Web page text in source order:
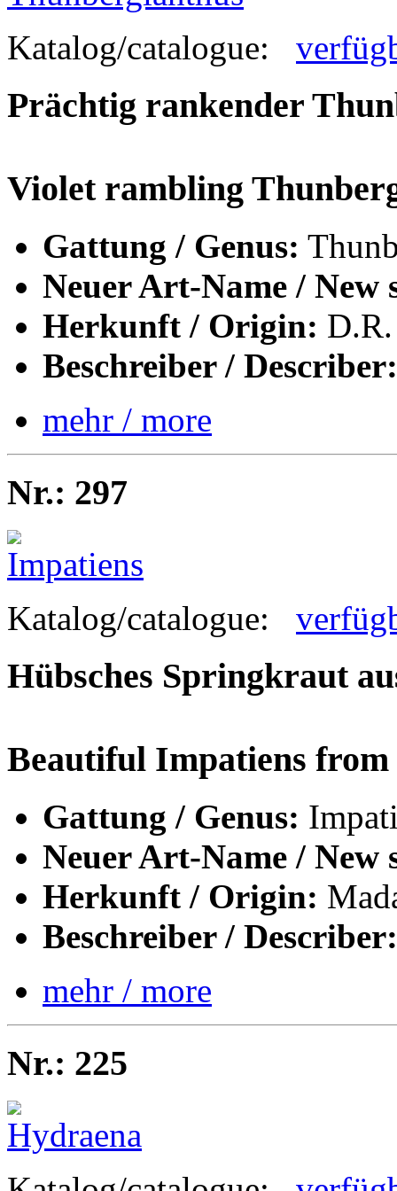
Katalog/catalogue:
Prächtig rankender
Violet rambling
Gattung / Genus:
Neuer Art-Name / New
Herkunft / Origin:
Beschreiber / Describer:
mehr / more
Nr.: 297
Katalog/catalogue:
Hübsches Springkraut
Beautiful Impatiens from
Gattung / Genus:
Neuer Art-Name / New
Herkunft / Origin:
Beschreiber / Describer:
mehr / more
Nr.: 225